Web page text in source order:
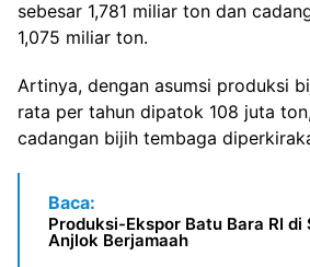
sebesar 1,781 miliar ton dan
1,075 miliar ton.
Artinya, dengan asumsi produksi
rata per tahun dipatok 108 juta
cadangan bijih tembaga
Baca:
Produksi-Ekspor Batu Bara RI di
Anjlok Berjamaah